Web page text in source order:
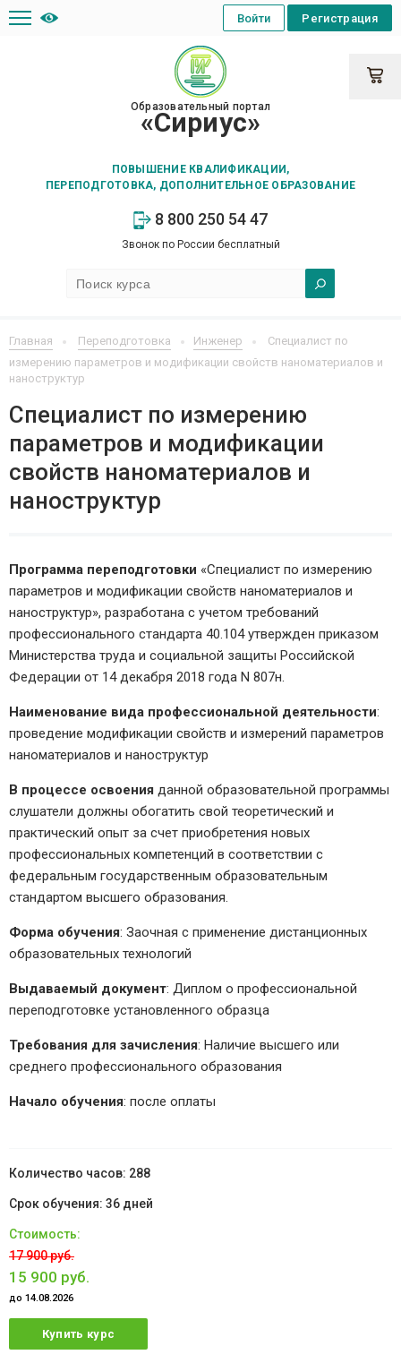
Образовательный портал
«Сириус»
ПОВЫШЕНИЕ КВАЛИФИКАЦИИ,
ПЕРЕПОДГОТОВКА, ДОПОЛНИТЕЛЬНОЕ ОБРАЗОВАНИЕ
8 800 250 54 47
Звонок по России бесплатный
Регистрация
Войти
Главная Переподготовка Инженер
Специалист по
измерению параметров и модификации свойств наноматериалов и
наноструктур
Специалист по измерению
параметров и модификации
свойств наноматериалов и
наноструктур
Программа переподготовки «Специалист по измерению
параметров и модификации свойств наноматериалов и
наноструктур», разработана с учетом требований
профессионального стандарта 40.104 утвержден приказом
Министерства труда и социальной защиты Российской
Федерации от 14 декабря 2018 года N 807н.
Наименование вида профессиональной деятельности:
проведение модификации свойств и измерений параметров
наноматериалов и наноструктур
В процессе освоения данной образовательной программы
слушатели должны обогатить свой теоретический и
практический опыт за счет приобретения новых
профессиональных компетенций в соответствии с
федеральным государственным образовательным
стандартом высшего образования.
Форма обучения: Заочная с применение дистанционных
образовательных технологий
Выдаваемый документ: Диплом о профессиональной
переподготовке установленного образца
Требования для зачисления: Наличие высшего или
среднего профессионального образования
Начало обучения: после оплаты
288
36 дней
17 900 руб.
15 900 руб.
до 14.08.2026
Купить курс